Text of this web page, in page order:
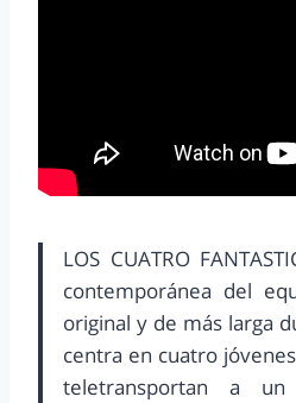
LOS CUATRO
contemporánea del
original y de más larga
centra en cuatro
teletransportan a un